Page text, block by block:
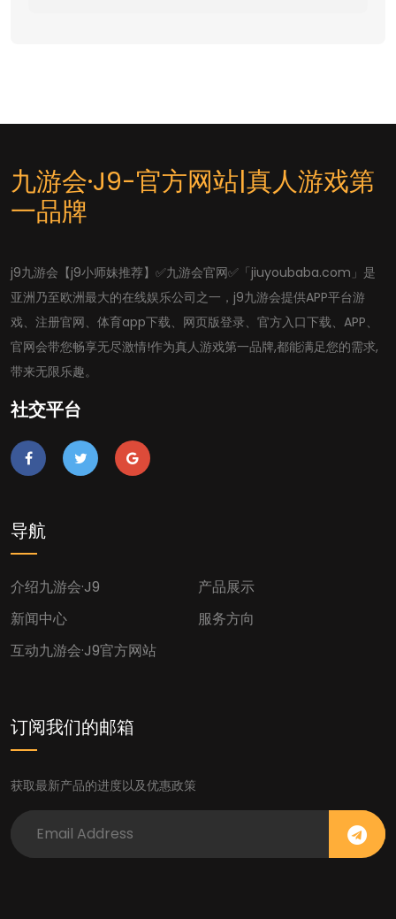
九游会·J9-官方网站|真人游戏第
一品牌
j9九游会【j9小师妹推荐】✅九游会官网✅「jiuyoubaba.com」是
亚洲乃至欧洲最大的在线娱乐公司之一，j9九游会提供APP平台游
戏、注册官网、体育app下载、网页版登录、官方入口下载、APP、
官网会带您畅享无尽激情!作为真人游戏第一品牌,都能满足您的需求,
带来无限乐趣。
社交平台
导航
介绍九游会·J9
产品展示
新闻中心
服务方向
互动九游会·j9官方网站
订阅我们的邮箱
获取最新产品的进度以及优惠政策